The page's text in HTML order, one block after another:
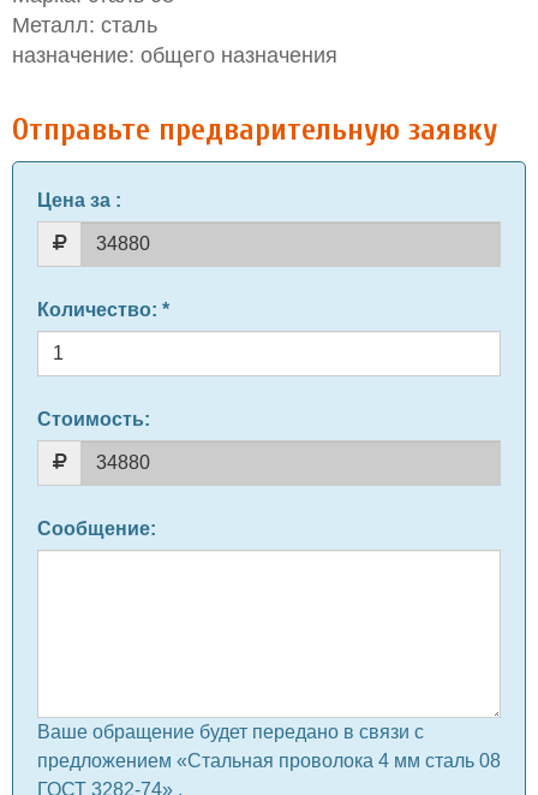
Металл: сталь
назначение: общего назначения
Отправьте предварительную заявку
Цена за :
Количество: *
Стоимость:
Сообщение:
Ваше обращение будет передано в связи с
предложением «Стальная проволока 4 мм сталь 08
ГОСТ 3282-74» .